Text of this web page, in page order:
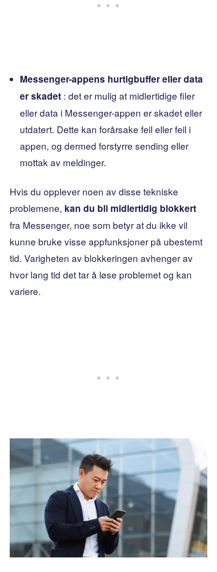
Messenger-appens hurtigbuffer eller data
er skadet : det er mulig at midlertidige filer
eller data i Messenger-appen er skadet eller
utdatert. Dette kan forårsake feil eller feil i
appen, og dermed forstyrre sending eller
mottak av meldinger.
Hvis du opplever noen av disse tekniske
problemene, kan du bli midlertidig blokkert
fra Messenger, noe som betyr at du ikke vil
kunne bruke visse appfunksjoner på ubestemt
tid. Varigheten av blokkeringen avhenger av
hvor lang tid det tar å løse problemet og kan
variere.